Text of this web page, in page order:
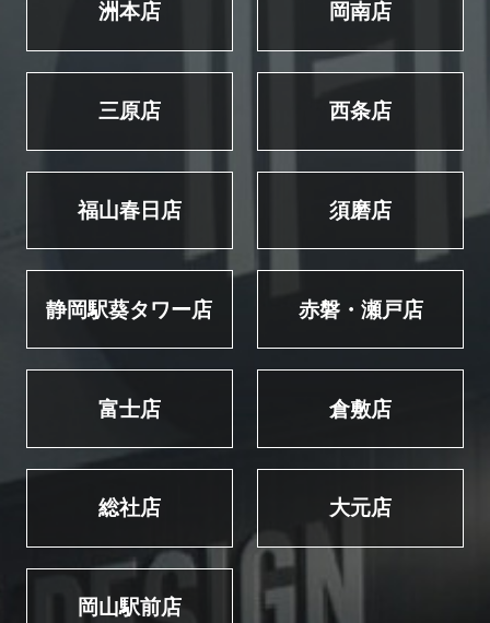
洲本店 岡南店
三原店 西条店
福山春日店 須磨店
静岡駅葵タワー店 赤磐・瀬戸店
富士店 倉敷店
総社店 大元店
岡山駅前店